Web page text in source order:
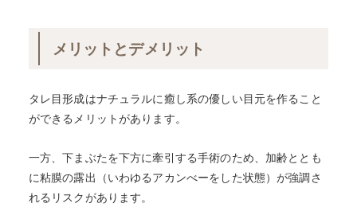
メリットとデメリット
タレ目形成はナチュラルに癒し系の優しい目元を作ること
ができるメリットがあります。
一方、下まぶたを下方に牽引する手術のため、加齢ととも
に粘膜の露出（いわゆるアカンべーをした状態）が強調さ
れるリスクがあります。